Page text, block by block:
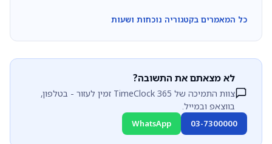
כל המאמרים בקטגוריה נוכחות ושעות
לא מצאתם את התשובה?
צוות התמיכה של TimeClock 365 זמין לעזור - בטלפון,
בווצאפ ובמייל.
03-7300000
WhatsApp